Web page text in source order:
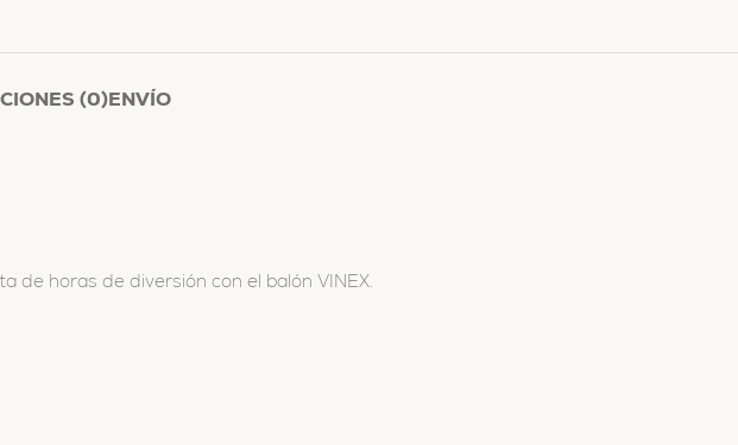
(0)ENVÍO
de horas de diversión con el balón VINEX.